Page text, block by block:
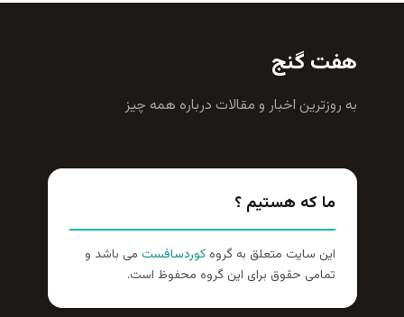
هفت گنج
به روزترين اخبار و مقالات درباره همه چيز
ما که هستیم ؟
این سایت متعلق به گروهکوردسافست می باشد و
تمامی حقوق برای این گروه محفوظ است.